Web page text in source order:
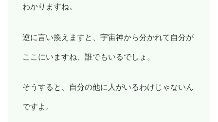
わかりますね。
逆に言い換えますと、宇宙神から分かれて自分が
ここにいますね、誰でもいるでしょ。
そうすると、自分の他に人がいるわけじゃないん
ですよ。